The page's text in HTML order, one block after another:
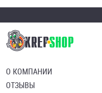
О КОМПАНИИ
ОТЗЫВЫ